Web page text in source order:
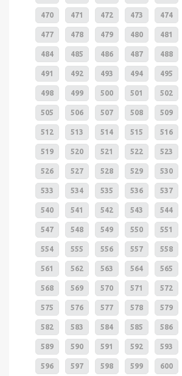
470 471 472 473 474
477 478 479 480 481
484 485 486 487 488
491 492 493 494 495
498 499 500 501 502
505 506 507 508 509
512 513 514 515 516
519 520 521 522 523
526 527 528 529 530
533 534 535 536 537
540 541 542 543 544
547 548 549 550 551
554 555 556 557 558
561 562 563 564 565
568 569 570 571 572
575 576 577 578 579
582 583 584 585 586
589 590 591 592 593
596 597 598 599 600